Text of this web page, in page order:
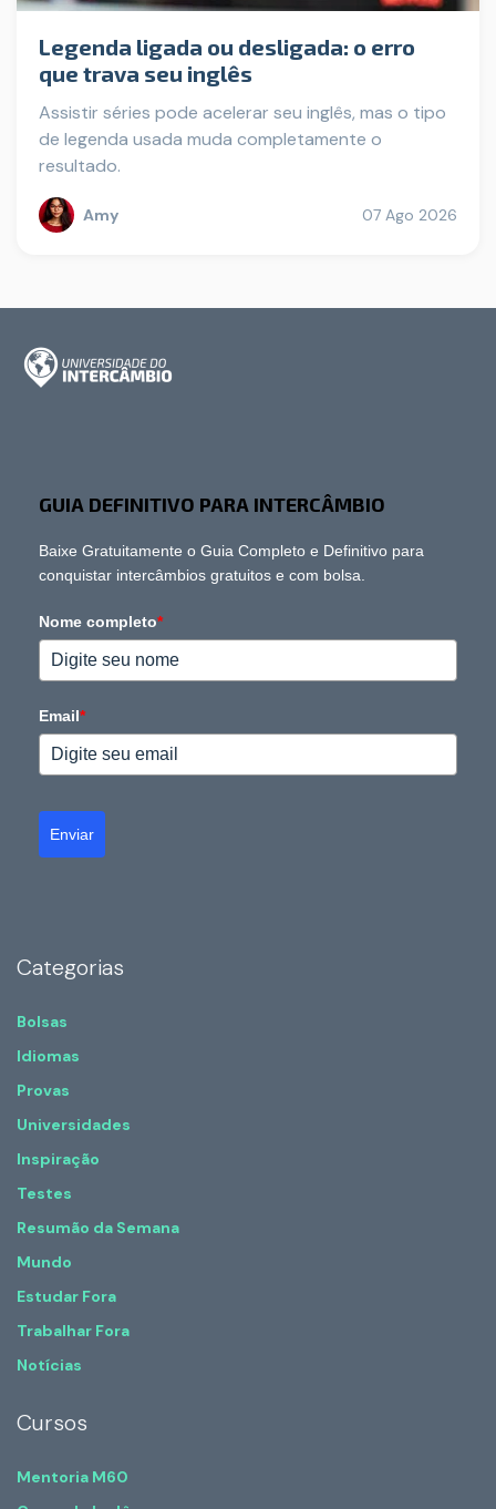
Legenda ligada ou desligada: o erro
que trava seu inglês
Assistir séries pode acelerar seu inglês, mas o tipo
de legenda usada muda completamente o
resultado.
Amy 07 Ago 2026
GUIA DEFINITIVO PARA INTERCÂMBIO
Baixe Gratuitamente o Guia Completo e Definitivo para
conquistar intercâmbios gratuitos e com bolsa.
Nome completo*
Email*
Enviar
Categorias
Bolsas
Idiomas
Provas
Universidades
Inspiração
Testes
Resumão da Semana
Mundo
Estudar Fora
Trabalhar Fora
Notícias
Cursos
Mentoria M60